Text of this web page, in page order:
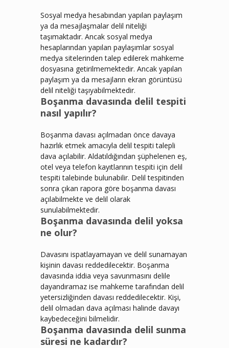
Sosyal medya hesabından yapılan paylaşım
ya da mesajlaşmalar delil niteliği
taşımaktadır. Ancak sosyal medya
hesaplarından yapılan paylaşımlar sosyal
medya sitelerinden talep edilerek mahkeme
dosyasına getirilmemektedir. Ancak yapılan
paylaşım ya da mesajların ekran görüntüsü
delil niteliği taşıyabilmektedir.
Boşanma davasında delil tespiti
nasıl yapılır?
Boşanma davası açılmadan önce davaya
hazırlık etmek amacıyla delil tespiti talepli
dava açılabilir. Aldatıldığından şüphelenen eş,
otel veya telefon kayıtlarının tespiti için delil
tespiti talebinde bulunabilir. Delil tespitinden
sonra çıkan rapora göre boşanma davası
açılabilmekte ve delil olarak
sunulabilmektedir.
Boşanma davasında delil yoksa
ne olur?
Davasını ispatlayamayan ve delil sunamayan
kişinin davası reddedilecektir. Boşanma
davasında iddia veya savunmasını delile
dayandıramaz ise mahkeme tarafından delil
yetersizliğinden davası reddedilecektir. Kişi,
delil olmadan dava açılması halinde davayı
kaybedeceğini bilmelidir.
Boşanma davasında delil sunma
süresi ne kadardır?